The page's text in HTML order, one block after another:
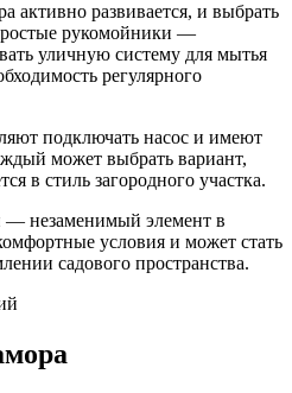
активно развивается, и выбрать
рукомойники —
уличную систему для мытья
регулярного
подключать насос и имеют
может выбрать вариант,
в стиль загородного участка.
— незаменимый элемент в
условия и может стать
садового пространства.